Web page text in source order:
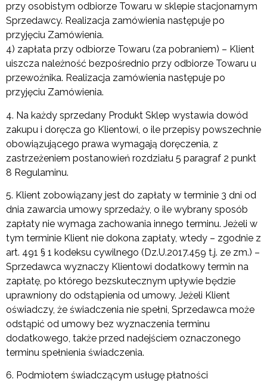
przy osobistym odbiorze Towaru w sklepie stacjonarnym
Sprzedawcy. Realizacja zamówienia następuje po
przyjęciu Zamówienia.
4) zapłata przy odbiorze Towaru (za pobraniem) – Klient
uiszcza należność bezpośrednio przy odbiorze Towaru u
przewoźnika. Realizacja zamówienia następuje po
przyjęciu Zamówienia.
4. Na każdy sprzedany Produkt Sklep wystawia dowód
zakupu i doręcza go Klientowi, o ile przepisy powszechnie
obowiązującego prawa wymagają doręczenia, z
zastrzeżeniem postanowień rozdziału 5 paragraf 2 punkt
8 Regulaminu.
5. Klient zobowiązany jest do zapłaty w terminie 3 dni od
dnia zawarcia umowy sprzedaży, o ile wybrany sposób
zapłaty nie wymaga zachowania innego terminu. Jeżeli w
tym terminie Klient nie dokona zapłaty, wtedy – zgodnie z
art. 491 § 1 kodeksu cywilnego (Dz.U.2017.459 t.j. ze zm.) –
Sprzedawca wyznaczy Klientowi dodatkowy termin na
zapłatę, po którego bezskutecznym upływie będzie
uprawniony do odstąpienia od umowy. Jeżeli Klient
oświadczy, że świadczenia nie spełni, Sprzedawca może
odstąpić od umowy bez wyznaczenia terminu
dodatkowego, także przed nadejściem oznaczonego
terminu spełnienia świadczenia.
6. Podmiotem świadczącym usługę płatności